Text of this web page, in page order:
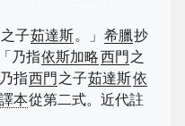
之子茹達斯。」 希臘抄
乃指依斯加略西門 之
指西門 之子茹達斯依
本從第二式。近代註